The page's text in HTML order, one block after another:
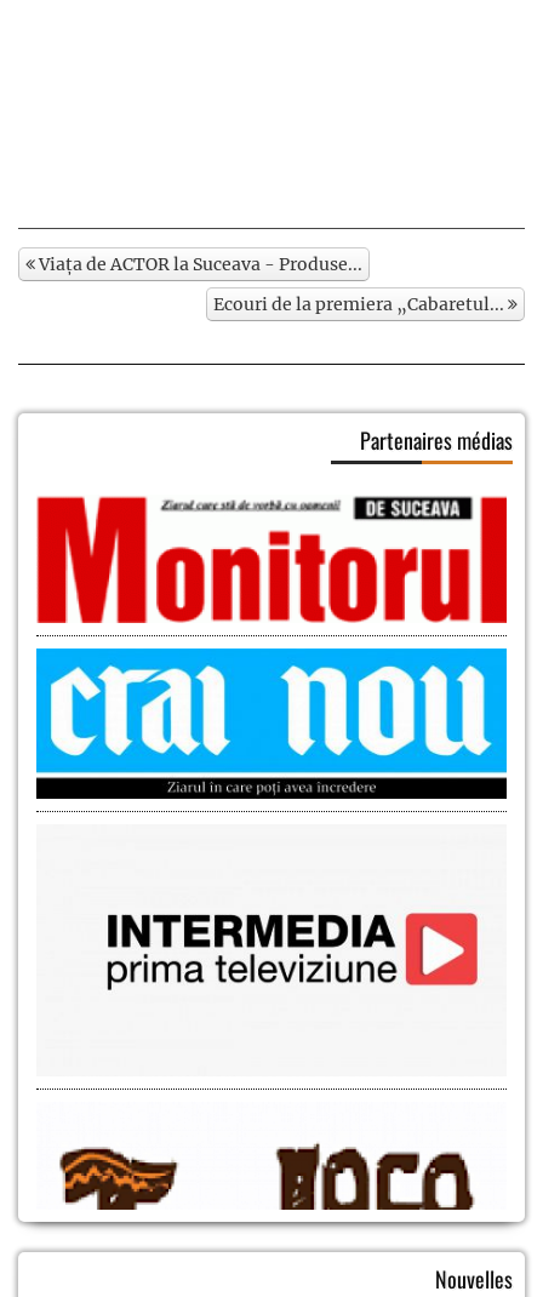
Viața de ACTOR la Suceava - Produse...
Ecouri de la premiera „Cabaretul...
Partenaires médias
Nouvelles